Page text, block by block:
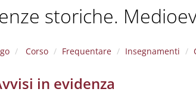
storiche.
Corso Frequentare Insegnamenti
in evidenza